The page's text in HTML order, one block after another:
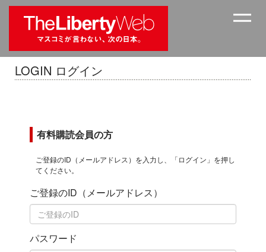
LOGIN ログイン
有料購読会員の方
ご登録のID（メールアドレス）を入力し、「ログイン」を押し
てください。
ご登録のID（メールアドレス）
パスワード